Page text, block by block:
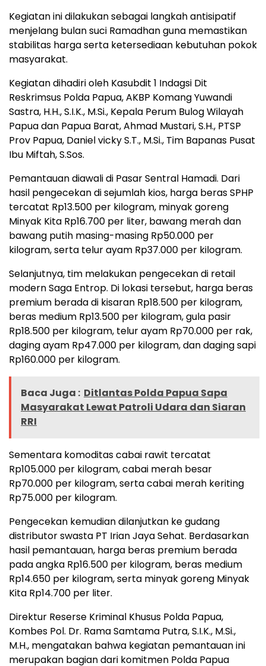
Kegiatan ini dilakukan sebagai langkah antisipatif
menjelang bulan suci Ramadhan guna memastikan
stabilitas harga serta ketersediaan kebutuhan pokok
masyarakat.
Kegiatan dihadiri oleh Kasubdit 1 Indagsi Dit
Reskrimsus Polda Papua, AKBP Komang Yuwandi
Sastra, H.H., S.I.K., M.Si., Kepala Perum Bulog Wilayah
Papua dan Papua Barat, Ahmad Mustari, S.H., PTSP
Prov Papua, Daniel vicky S.T., M.Si., Tim Bapanas Pusat
Ibu Miftah, S.Sos.
Pemantauan diawali di Pasar Sentral Hamadi. Dari
hasil pengecekan di sejumlah kios, harga beras SPHP
tercatat Rp13.500 per kilogram, minyak goreng
Minyak Kita Rp16.700 per liter, bawang merah dan
bawang putih masing-masing Rp50.000 per
kilogram, serta telur ayam Rp37.000 per kilogram.
Selanjutnya, tim melakukan pengecekan di retail
modern Saga Entrop. Di lokasi tersebut, harga beras
premium berada di kisaran Rp18.500 per kilogram,
beras medium Rp13.500 per kilogram, gula pasir
Rp18.500 per kilogram, telur ayam Rp70.000 per rak,
daging ayam Rp47.000 per kilogram, dan daging sapi
Rp160.000 per kilogram.
Baca Juga : Ditlantas Polda Papua Sapa
Masyarakat Lewat Patroli Udara dan Siaran
RRI
Sementara komoditas cabai rawit tercatat
Rp105.000 per kilogram, cabai merah besar
Rp70.000 per kilogram, serta cabai merah keriting
Rp75.000 per kilogram.
Pengecekan kemudian dilanjutkan ke gudang
distributor swasta PT Irian Jaya Sehat. Berdasarkan
hasil pemantauan, harga beras premium berada
pada angka Rp16.500 per kilogram, beras medium
Rp14.650 per kilogram, serta minyak goreng Minyak
Kita Rp14.700 per liter.
Direktur Reserse Kriminal Khusus Polda Papua,
Kombes Pol. Dr. Rama Samtama Putra, S.I.K., M.Si.,
M.H., mengatakan bahwa kegiatan pemantauan ini
merupakan bagian dari komitmen Polda Papua